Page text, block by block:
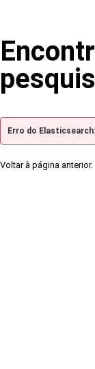
Erro do
Voltar à página anterior.